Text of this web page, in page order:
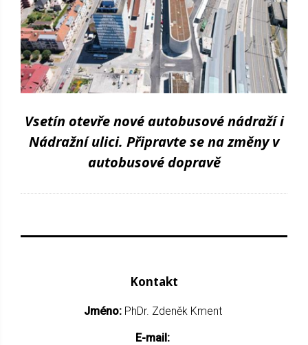
Vsetín otevře nové autobusové nádraží i
Nádražní ulici. Připravte se na změny v
autobusové dopravě
Kontakt
Jméno: PhDr. Zdeněk Kment
E-mail: